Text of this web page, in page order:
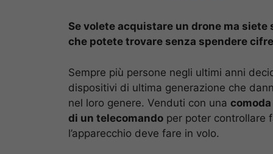
Se volete acquistare un drone ma
che potete trovare senza spendere
Sempre più persone negli ultimi anni
dispositivi di ultima generazione che
nel loro genere. Venduti con una
di un telecomando per poter controllare
l’apparecchio deve fare in volo.